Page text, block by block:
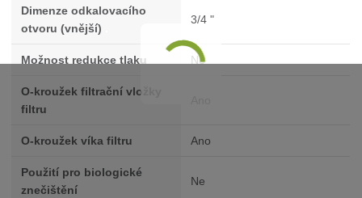
Dimenze odkalovacího
otvoru (vnější)
3/4 "
Možnost redukce tlaku Ne
O-kroužek filtrační vložky
filtru
O-kroužek víka filtru Ano
Použití pro biologické
znečištění
Ne